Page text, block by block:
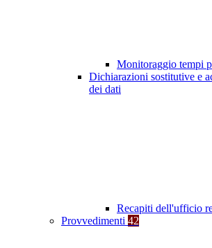
Monitoraggio tempi
Dichiarazioni sostitutive e
dei dati
Recapiti dell'ufficio
Provvedimenti 42